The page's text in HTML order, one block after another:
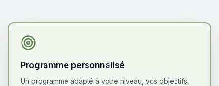
Programme personnalisé
Un programme adapté à votre niveau, vos objectifs,